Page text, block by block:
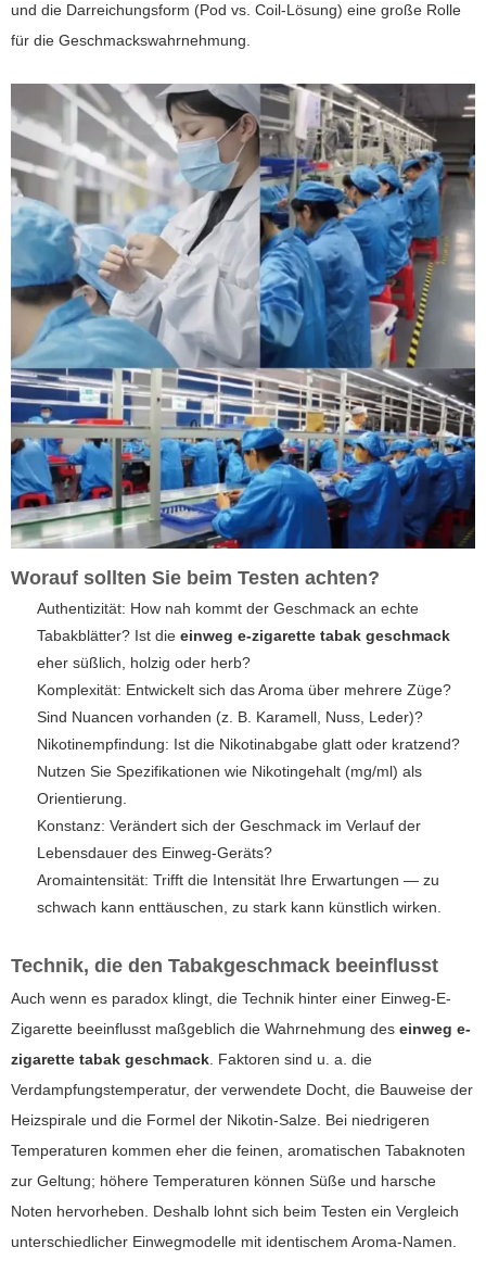
und die Darreichungsform (Pod vs. Coil-Lösung) eine große Rolle
für die Geschmackswahrnehmung.
Worauf sollten Sie beim Testen achten?
Authentizität: How nah kommt der Geschmack an echte
Tabakblätter? Ist die einweg e-zigarette tabak geschmack
eher süßlich, holzig oder herb?
Komplexität: Entwickelt sich das Aroma über mehrere Züge?
Sind Nuancen vorhanden (z. B. Karamell, Nuss, Leder)?
Nikotinempfindung: Ist die Nikotinabgabe glatt oder kratzend?
Nutzen Sie Spezifikationen wie Nikotingehalt (mg/ml) als
Orientierung.
Konstanz: Verändert sich der Geschmack im Verlauf der
Lebensdauer des Einweg-Geräts?
Aromaintensität: Trifft die Intensität Ihre Erwartungen — zu
schwach kann enttäuschen, zu stark kann künstlich wirken.
Technik, die den Tabakgeschmack beeinflusst
Auch wenn es paradox klingt, die Technik hinter einer Einweg-E-
Zigarette beeinflusst maßgeblich die Wahrnehmung des einweg e-
zigarette tabak geschmack. Faktoren sind u. a. die
Verdampfungstemperatur, der verwendete Docht, die Bauweise der
Heizspirale und die Formel der Nikotin-Salze. Bei niedrigeren
Temperaturen kommen eher die feinen, aromatischen Tabaknoten
zur Geltung; höhere Temperaturen können Süße und harsche
Noten hervorheben. Deshalb lohnt sich beim Testen ein Vergleich
unterschiedlicher Einwegmodelle mit identischem Aroma-Namen.